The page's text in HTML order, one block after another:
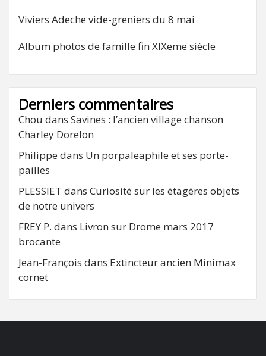
Viviers Adeche vide-greniers du 8 mai
Album photos de famille fin XIXeme siècle
Derniers commentaires
Chou dans Savines : l’ancien village chanson
Charley Dorelon
Philippe dans Un porpaleaphile et ses porte-
pailles
PLESSIET dans Curiosité sur les étagères objets
de notre univers
FREY P. dans Livron sur Drome mars 2017
brocante
Jean-François dans Extincteur ancien Minimax
cornet